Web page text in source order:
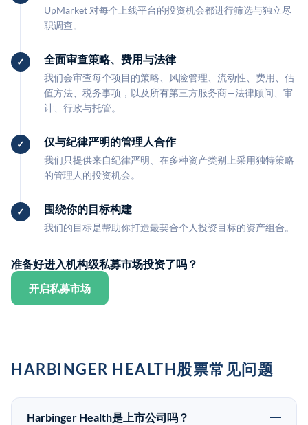
UpMarket 对每个上线平台的投资机会都进行筛选与独立尽
职调查。
全面审查策略、费用与法律
我们会审查每个项目的策略、风险管理、流动性、费用、估
值方法、税务事项，以及所有第三方服务商—法律顾问、审
计、行政与托管。
仅与纪律严明的管理人合作
我们只提供来自纪律严明、在多种资产类别上采用独特策略
的管理人的投资机会。
围绕你的目标构建
我们的目标是帮助你打造最契合个人投资目标的资产组合。
准备好进入机构级私募市场投资了吗？
开启私募市场
HARBINGER HEALTH股票常见问题
Harbinger Health是上市公司吗？